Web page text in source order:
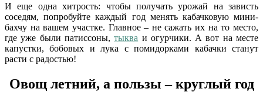
И еще одна хитрость: чтобы получать урожай на зависть
соседям, попробуйте каждый год менять кабачковую мини-
бахчу на вашем участке. Главное – не сажать их на то место,
где уже были патиссоны,тыква и огурчики. А вот на месте
капустки, бобовых и лука с помидорками кабачки станут
расти с радостью!
Овощ летний, а пользы – круглый год